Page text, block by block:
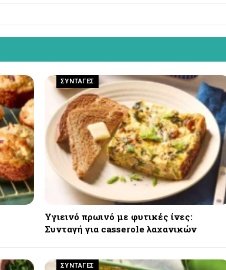
ΣΥΝΤΑΓΕΣ
Υγιεινό πρωινό με φυτικές ίνες:
Συνταγή για casserole λαχανικών
ΣΥΝΤΑΓΕΣ